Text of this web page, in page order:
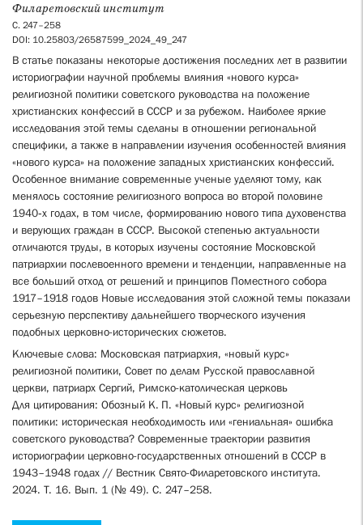
Филаретовский институт
С. 247–258
DOI: 10.25803/26587599_2024_49_247
В статье показаны некоторые достижения последних лет в развитии
историографии научной проблемы влияния «нового курса»
религиозной политики советского руководства на положение
христианских конфессий в СССР и за рубежом. Наиболее яркие
исследования этой темы сделаны в отношении региональной
специфики, а также в направлении изучения особенностей влияния
«нового курса» на положение западных христианских конфессий.
Особенное внимание современные ученые уделяют тому, как
менялось состояние религиозного вопроса во второй половине
1940‑х годах, в том числе, формированию нового типа духовенства
и верующих граждан в СССР. Высокой степенью актуальности
отличаются труды, в которых изучены состояние Московской
патриархии послевоенного времени и тенденции, направленные на
все больший отход от решений и принципов Поместного собора
1917–1918 годов Новые исследования этой сложной темы показали
серьезную перспективу дальнейшего творческого изучения
подобных церковно-исторических сюжетов.
Ключевые слова: Московская патриархия, «новый курс»
религиозной политики, Совет по делам Русской православной
церкви, патриарх Сергий, Римско-католическая церковь
Для цитирования: Обозный К. П. «Новый курс» религиозной
политики: историческая необходимость или «гениальная» ошибка
советского руководства? Современные траектории развития
историографии церковно-государственных отношений в СССР в
1943–1948 годах // Вестник Свято-Филаретовского института.
2024. Т. 16. Вып. 1 (№ 49). С. 247–258.